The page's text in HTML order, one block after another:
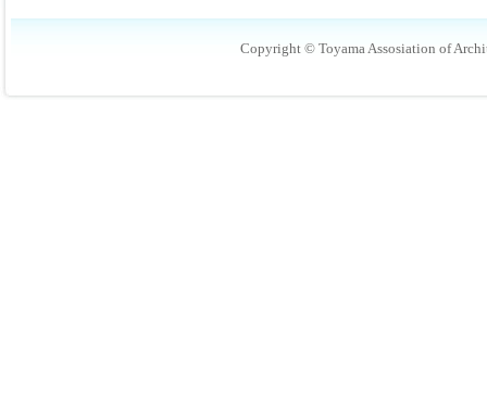
Copyright © Toyama Assosiation of